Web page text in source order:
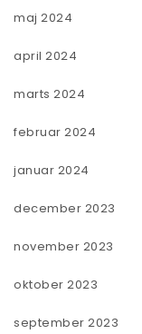
maj 2024
april 2024
marts 2024
februar 2024
januar 2024
december 2023
november 2023
oktober 2023
september 2023